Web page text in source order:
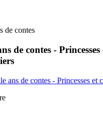
de contes
de contes - Princesses
ans de contes - Princesses et